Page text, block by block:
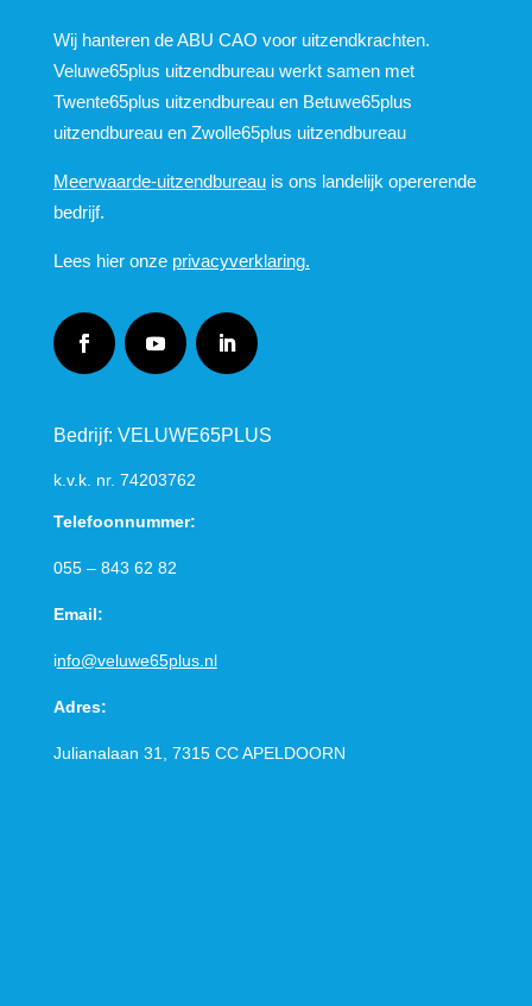
Wij hanteren de ABU CAO voor uitzendkrachten.
Veluwe65plus uitzendbureau werkt samen met
Twente65plus uitzendbureau en Betuwe65plus
uitzendbureau en Zwolle65plus uitzendbureau
Meerwaarde-uitzendbureauis ons landelijk opererende
bedrijf.
Lees hier onze privacyverklaring.
Bedrijf: VELUWE65PLUS
k.v.k. nr. 74203762
Telefoonnummer:
055 – 843 62 82
Email:
info@veluwe65plus.nl
Adres:
Julianalaan 31, 7315 CCAPELDOORN